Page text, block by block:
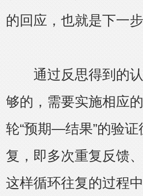
的回应，也就是下一
通过反思得到的认
够的，需要实施相应
轮“预期—结果”的验
复，即多次重复反馈
这样循环往复的过程